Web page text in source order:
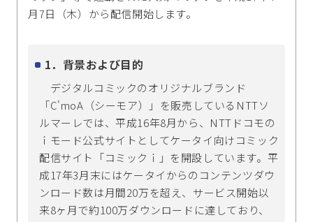
月7日（木）から配信開始します。
1．背景および目的
デジタルコミックのオリジナルブランド
「C'moA（シーモア）」を販売しているNTTソ
ルマーレでは、平成16年8月から、NTTドコモの
ｉモード公式サイトとしてケータイ向けコミック
配信サイト「コミックｉ」を開設しています。平
成17年3月末にはケータイからのコンテンツダウ
ンロード数は月間20万を超え、サービス開始以
来8ヶ月で約100万ダウンロードに達しており、